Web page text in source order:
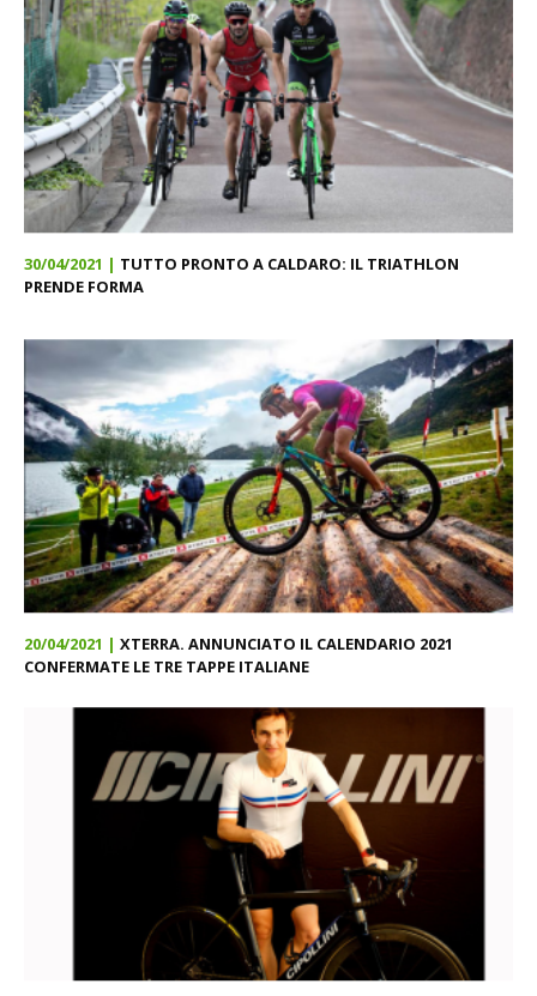
30/04/2021 | TUTTO PRONTO A CALDARO: IL TRIATHLON
PRENDE FORMA
20/04/2021 | XTERRA. ANNUNCIATO IL CALENDARIO 2021
CONFERMATE LE TRE TAPPE ITALIANE